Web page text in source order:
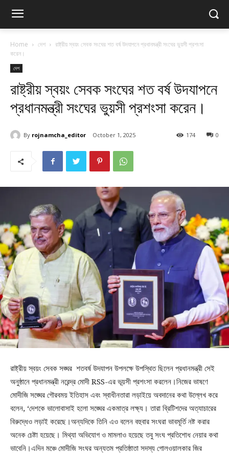
Home দেশ
রাষ্ট্রীয় স্বয়ং সেবক সংঘের শত বর্ষ উদযাপনে প্রধানমন্ত্রী সংঘের ভুয়সী প্রশংসা
করেন।
দেশ
রাষ্ট্রীয় স্বয়ং সেবক সংঘের শত বর্ষ উদযাপনে
প্রধানমন্ত্রী সংঘের ভুয়সী প্রশংসা করেন।
By rojnamcha_editor October 1, 2025 0
174
রাষ্ট্রীয় স্বয়ং সেবক সঙ্ঘর শতবর্ষ উদযাপন উপলক্ষে উপস্থিত ছিলেন প্রধানমন্ত্রী সেই
অনুষ্ঠানে প্রধানমন্ত্রী নরেন্দ্র মোদী RSS-এর ভূয়সী প্রশংসা করলেন।নিজের ভাষণে
মোদীজি সঙ্ঘের গৌরবময় ইতিহাস এবং স্বাধীনতারা লড়াইয়ে অবদানের কথা উল্লেখ করে
বলেন, ‘দেশকে ভালোবাসাই হলো সঙ্ঘের একমাত্র লক্ষ্য। তারা ব্রিটিশদের অত্যাচারের
বিরুদ্ধেও লড়াই করেছে।অন্যদিকে তিনি এও বলেন বহুবার সংঘরা ভাবমূর্তি নষ্ট করার
অনেক চেষ্টা হয়েছে। মিথ্যা অভিযোগ ও মামলাও হয়েছে তবু সংঘ প্রতিশোধ নেয়ার কথা
ভাবেনি।এদিন মঞ্চে মোদীজি সংঘর অন্যতম প্রতিষ্ঠাতা সদস্য গোলওয়ালকার জির